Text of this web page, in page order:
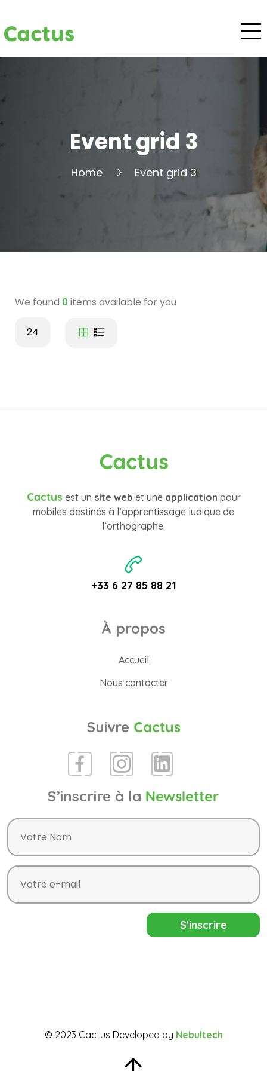
Cactus
Event grid 3
Home Event grid 3
We found 0 items available for you
24
Cactus
Cactus est un site web et une application pour
mobiles destinés à l’apprentissage ludique de
l’orthographe.
+33 6 27 85 88 21
À propos
Accueil
Nous contacter
Suivre Cactus
S’inscrire à la Newsletter
© 2023 Cactus Developed by Nebultech